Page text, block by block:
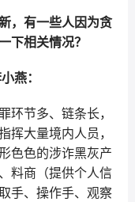
，有一些人因为贪
下相关情况？
燕：
环节多、链条长，
挥大量境内人员，
色色的涉诈黑灰产
料商（提供个人信
手、操作手、观察